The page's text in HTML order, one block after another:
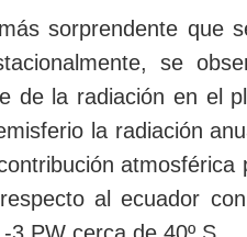
sorprendente que
se
de la radiación en el
la radiación
al ecuador